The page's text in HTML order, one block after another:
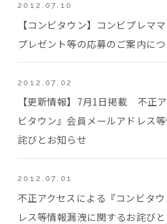
2012.07.10
【コンビタウン】コンビプレマ
プレゼント等の応募のご案内に
2012.07.02
【更新情報】7月1日掲載 不正
ビタウン』会員メールアドレス
詫びとお知らせ
2012.07.01
不正アクセスによる『コンビタ
レス等情報漏洩に関するお詫び